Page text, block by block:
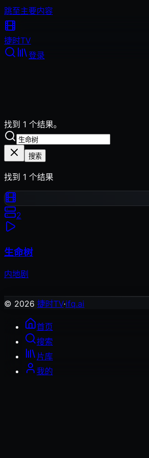
跳至主要内容
捷时TV
登录
找到 1 个结果。
搜索
找到 1 个结果
2
生命树
内地剧
© 2026 捷时TV·ifq.ai
首页
搜索
片库
我的